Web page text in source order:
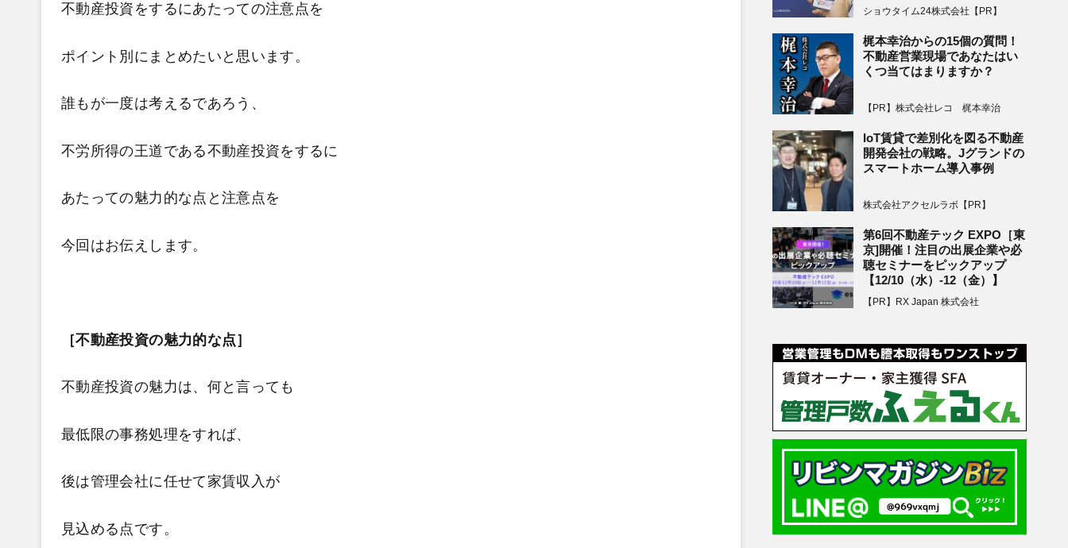
不動産投資をするにあたっての注意点を
ポイント別にまとめたいと思います。
誰もが一度は考えるであろう、
不労所得の王道である不動産投資をするに
あたっての魅力的な点と注意点を
今回はお伝えします。
［不動産投資の魅力的な点］
不動産投資の魅力は、何と言っても
最低限の事務処理をすれば、
後は管理会社に任せて家賃収入が
見込める点です。
ショウタイム24株式会社【PR】
梶本幸治からの15個の質問！
不動産営業現場であなたはい
くつ当てはまりますか？
【PR】株式会社レコ 梶本幸治
IoT賃貸で差別化を図る不動産
開発会社の戦略。Jグランドの
スマートホーム導入事例
株式会社アクセルラボ【PR】
第6回不動産テック EXPO［東
京]開催！注目の出展企業や必
聴セミナーをピックアップ
【12/10（水）-12（金）】
【PR】RX Japan 株式会社